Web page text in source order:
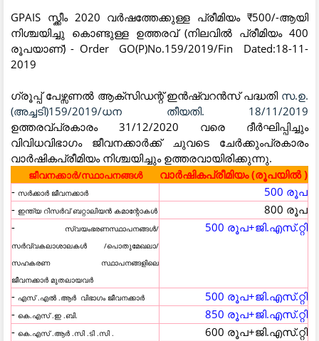
GPAIS സ്ക്കീം 2020 വർഷത്തേക്കുള്ള പ്രീമിയം ₹500/-ആയി
നിശ്ചയിച്ചു കൊണ്ടുള്ള ഉത്തരവ് (നിലവിൽ പ്രീമിയം 400
രൂപയാണ്) - Order GO(P)No.159/2019/Fin Dated:18-11-
2019
ഗ്രൂപ്പ് പേഴ്സണൽ ആക്സിഡന്റ് ഇൻഷ്വറൻസ് പദ്ധതി സ.ഉ.
(അച്ചടി)159/2019/ധന തീയതി. 18/11/2019
ഉത്തരവ്പ്രകാരം 31/12/2020 വരെ ദീർഘിപ്പിച്ചും
വിവിധവിഭാഗം ജീവനക്കാർക്ക് ചുവടെ ചേർക്കുംപ്രകാരം
വാർഷികപ്രീമിയം നിശ്ചയിച്ചും ഉത്തരവായിരിക്കുന്നു.
ജീവനക്കാർ/സ്ഥാപനങ്ങൾ
വാർഷികപ്രീമിയം (രൂപയിൽ )
- സർക്കാർ ജീവനക്കാർ
500 രൂപ
- ഇന്ത്യ റിസർവ് ബറ്റാലിയൻ കമാന്റോകൾ
800 രൂപ
-
സ്വയംഭരണസ്ഥാപനങ്ങൾ/
സർവ്വകലാശാലകൾ /പൊതുമേഖലാ/
സഹകരണ സ്ഥാപനങ്ങളിലെ
ജീവനക്കാർ മുതലായവർ
500 രൂപ+ജി.എസ്.റ്റി
- എസ് .എൽ .ആർ വിഭാഗം ജീവനക്കാർ
500 രൂപ+ജി.എസ്.റ്റി
- കെ.എസ് .ഇ .ബി.
850 രൂപ+ജി.എസ്.റ്റി
- കെ.എസ് .ആർ .സി .ടി .സി .
600 രൂപ+ജി.എസ്.റ്റി